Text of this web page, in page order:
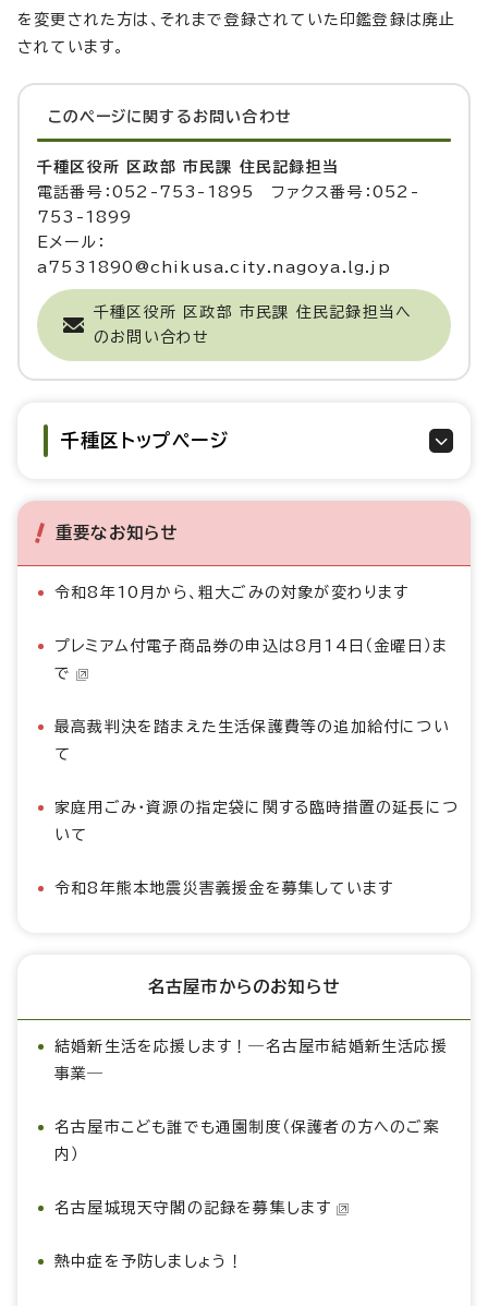
を変更された方は、それまで登録されていた印鑑登録は廃止
されています。
このページに関する お問い合わせ
千種区役所 区政部 市民課 住民記録担当
電話番号：052-753-1895 ファクス番号：052-
753-1899
Eメール：
a7531890@chikusa.city.nagoya.lg.jp
千種区役所 区政部 市民課 住民記録担当へ
のお問い合わせ
千種区トップページ
重要なお知らせ
令和8年10月から、粗大ごみの対象が変わります
プレミアム付電子商品券の申込は8月14日（金曜日）ま
で
最高裁判決を踏まえた生活保護費等の追加給付につい
て
家庭用ごみ・資源の指定袋に関する臨時措置の延長につ
いて
令和8年熊本地震災害義援金を募集しています
名古屋市からのお知らせ
結婚新生活を応援します！―名古屋市結婚新生活応援
事業―
名古屋市こども誰でも通園制度（保護者の方へのご案
内）
名古屋城現天守閣の記録を募集します
熱中症を予防しましょう！